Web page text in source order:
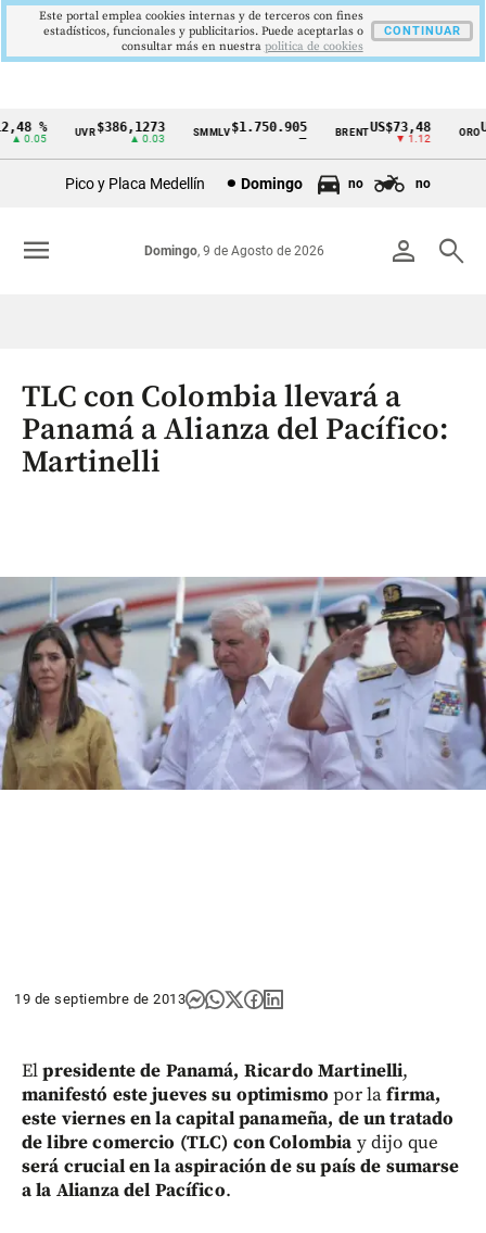
Cintillo
Colombia
%
0.05
UVR$386,1273
▲ 0.03
SMMLV$1.750.905 BRENTUS$73,48
▼ 1.12
ORO
Pico y Placa Medellín Domingo no no
person search
Domingo, 9 de Agosto de 2026
menu
TLC con Colombia llevará a
Panamá a Alianza del Pacífico:
Martinelli
19 de septiembre de 2013
Elpresidente de Panamá, Ricardo Martinelli,
manifestó este jueves su optimismo por lafirma,
este viernes en la capital panameña, de un tratado
de libre comercio (TLC) con Colombia y dijo que
será crucial en la aspiración de su país de sumarse
a la Alianza del Pacífico.
Este portal emplea cookies internas y de terceros con fines
estadísticos, funcionales y publicitarios. Puede aceptarlas o
consultar más en nuestra politica de cookies
CONTINUAR